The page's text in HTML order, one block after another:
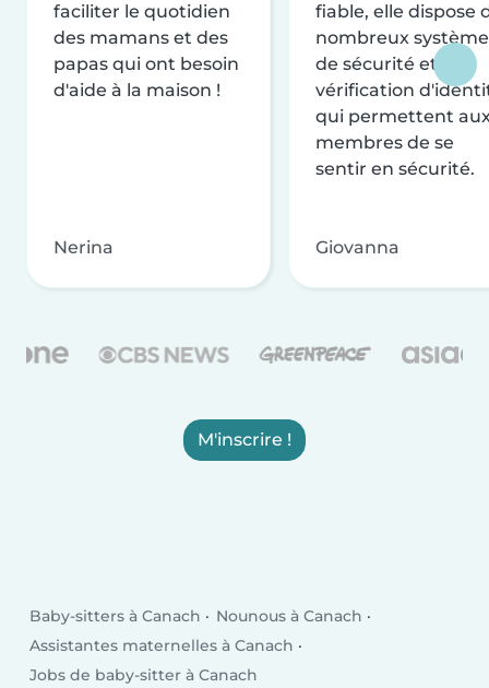
faciliter le quotidien
des mamans et des
papas qui ont besoin
d'aide à la maison !
Nerina
fiable, elle dispose
nombreux
de sécurité et de
vérification
qui permettent
membres de se
sentir en sécurité.
Giovanna
M'inscrire !
Baby-sitters à Canach
Nounous à Canach
Assistantes maternelles à Canach
Jobs de baby-sitter à Canach